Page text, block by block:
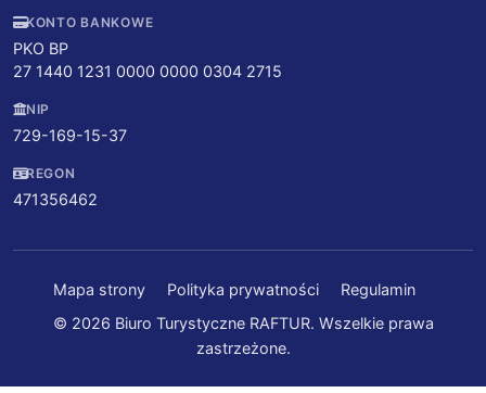
KONTO BANKOWE
PKO BP
27 1440 1231 0000 0000 0304 2715
NIP
729-169-15-37
REGON
471356462
Mapa strony Polityka prywatności
Regulamin
© 2026 Biuro Turystyczne RAFTUR. Wszelkie prawa
zastrzeżone.